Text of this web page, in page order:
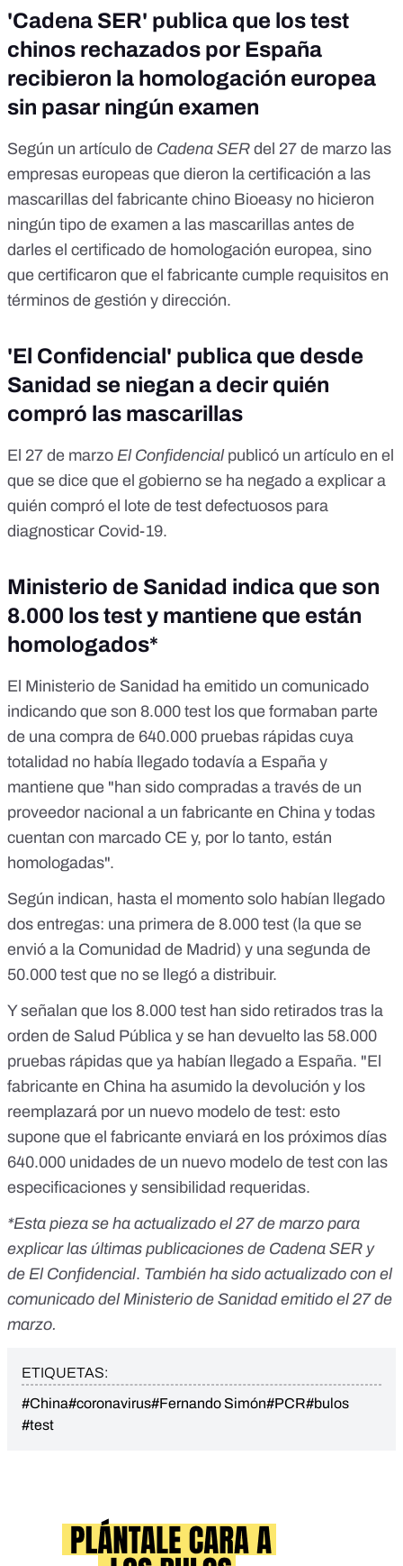
'Cadena SER' publica que los test
chinos rechazados por España
recibieron la homologación europea
sin pasar ningún examen
Según un artículo de Cadena SER del 27 de marzo las
empresas europeas que dieron la certificación a las
mascarillas del fabricante chino Bioeasy no hicieron
ningún tipo de examen a las mascarillas antes de
darles el certificado de homologación europea, sino
que certificaron que el fabricante cumple requisitos en
términos de gestión y dirección.
'El Confidencial' publica que desde
Sanidad se niegan a decir quién
compró las mascarillas
El 27 de marzo El Confidencialpublicó un artículo en el
que se dice que el gobierno se ha negado a explicar a
quién compró el lote de test defectuosos para
diagnosticar Covid-19.
Ministerio de Sanidad indica que son
8.000 los test y mantiene que están
homologados*
El Ministerio de Sanidad ha emitido un comunicado
indicando que son 8.000 test los que formaban parte
de una compra de 640.000 pruebas rápidas cuya
totalidad no había llegado todavía a España y
mantiene que "han sido compradas a través de un
proveedor nacional a un fabricante en China y todas
cuentan con marcado CE y, por lo tanto, están
homologadas".
Según indican, hasta el momento solo habían llegado
dos entregas: una primera de 8.000 test (la que se
envió a la Comunidad de Madrid) y una segunda de
50.000 test que no se llegó a distribuir.
Y señalan que los 8.000 test han sido retirados tras la
orden de Salud Pública y se han devuelto las 58.000
pruebas rápidas que ya habían llegado a España. "El
fabricante en China ha asumido la devolución y los
reemplazará por un nuevo modelo de test: esto
supone que el fabricante enviará en los próximos días
640.000 unidades de un nuevo modelo de test con las
especificaciones y sensibilidad requeridas.
*Esta pieza se ha actualizado el 27 de marzo para
explicar las últimas publicaciones de Cadena SER y
de El Confidencial. También ha sido actualizado con el
comunicado del Ministerio de Sanidad emitido el 27 de
marzo.
ETIQUETAS:
#China#coronavirus#Fernando Simón#PCR#bulos
#test